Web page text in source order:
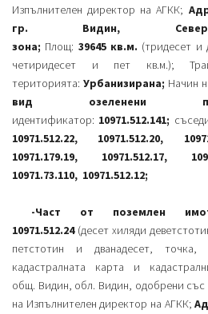
Изпълнителен директор на АГКК;
гр. Видин,
зона; Площ: 39645 кв.м. (тридесет и
четиридесет и пет кв.м.);
територията: Урбанизирана; Начин
вид озеленени
идентификатор: 10971.512.141;
10971.512.22, 10971.512.20,
10971.179.19, 10971.512.17,
10971.73.110, 10971.512.12;
-Част от поземлен
10971.512.24 (десет хиляди
петстотин и дванадесет,
кадастралната карта и
общ. Видин, обл. Видин, одобрени със
на Изпълнителен директор на АГКК;